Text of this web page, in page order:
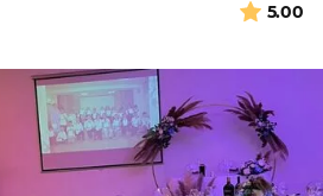
5.00